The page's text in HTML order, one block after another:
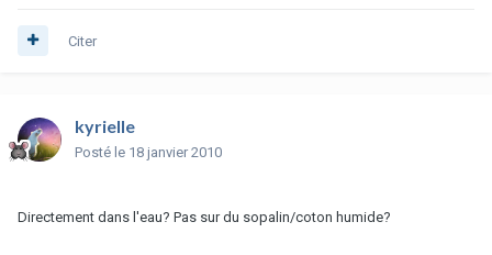
Citer
kyrielle
Posté le 18 janvier 2010
Directement dans l'eau? Pas sur du sopalin/coton humide?